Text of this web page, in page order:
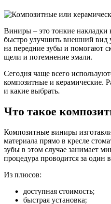
Виниры – это тонкие накладки
быстро улучшить внешний вид
на передние зубы и помогают
щели и потемнение эмали.
Сегодня чаще всего
композитные и керамические.
и какие выбрать.
Что такое
Композитные виниры
материала прямо в кресле
зубы в этом случае занимает
процедура проводится за один
Из плюсов:
доступная стоимость;
быстрая установка;